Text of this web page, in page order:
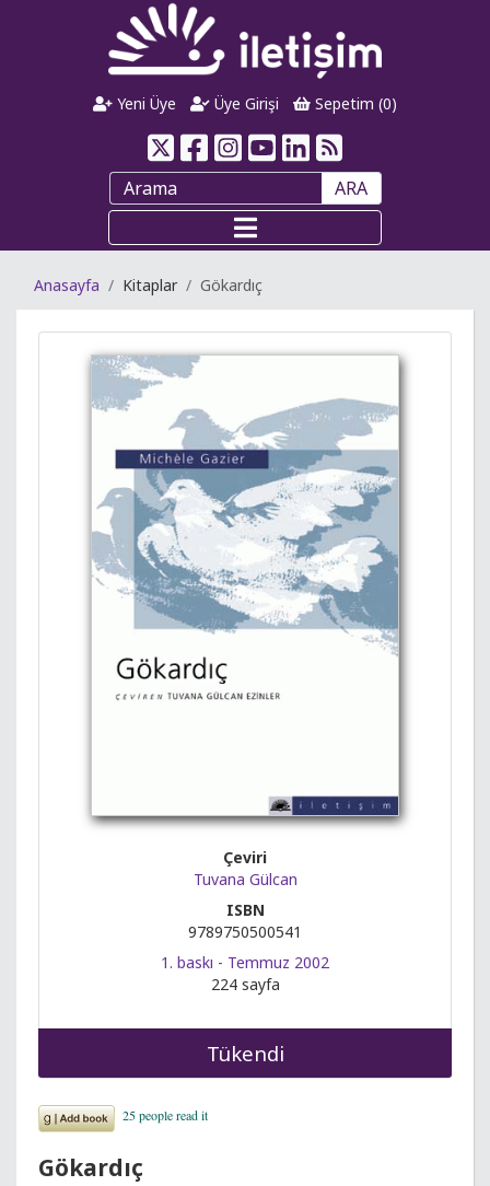
Yeni Üye Üye Girişi Sepetim (0)
ARA
Anasayfa Kitaplar Gökardıç
Çeviri
Tuvana Gülcan
ISBN
9789750500541
1. baskı - Temmuz 2002
224 sayfa
Tükendi
Gökardıç